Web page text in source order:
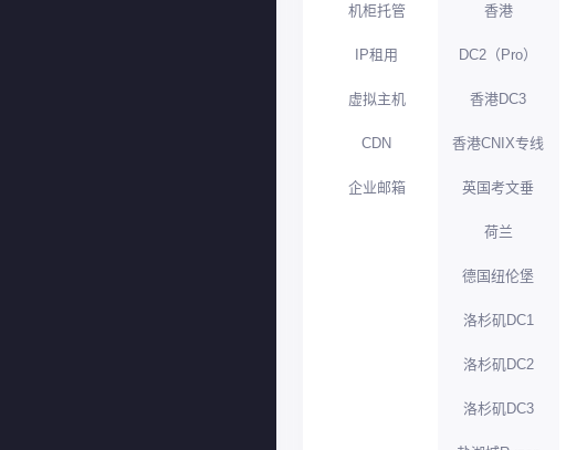
机柜托管
IP租用
虚拟主机
CDN
企业邮箱
香港
DC2（Pro）
香港DC3
香港CNIX专线
英国考文垂
荷兰
德国纽伦堡
洛杉矶DC1
洛杉矶DC2
洛杉矶DC3